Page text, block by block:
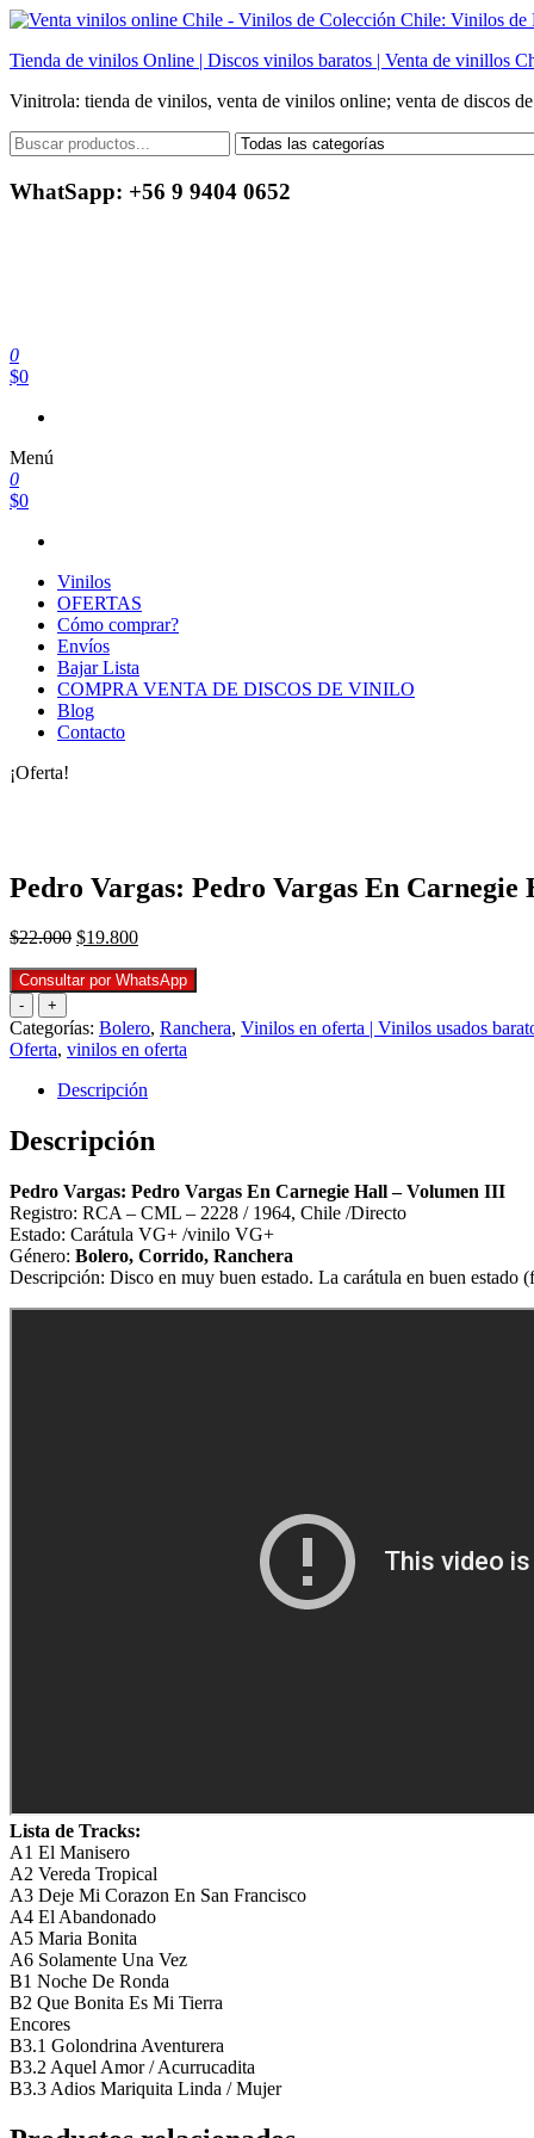
Saltar
contenido
Tienda de vinilos Online | Discos vinilos baratos | Venta de vinillos
Vinitrola: tienda de vinilos, venta de vinilos online; venta de discos
WhatSapp: +56 9 9404 0652
0
$0
Menú
0
$0
Vinilos
OFERTAS
Cómo comprar?
Envíos
Bajar Lista
COMPRA VENTA DE DISCOS DE VINILO
Blog
Contacto
¡Oferta!
Pedro Vargas: Pedro Vargas En
$22.000 El
original
$22.000.
$19.800El
actual
$19.800.
Consultar por WhatsApp
-
+
Categorías: Bolero, Ranchera, Vinilos en oferta | Vinilos usados
Oferta, vinilos en oferta
Descripción
Descripción
Pedro Vargas: Pedro Vargas En Carnegie Hall – Volumen III
Registro: RCA – CML – 2228 / 1964, Chile /Directo
Estado: Carátula VG+ /vinilo VG+
Género: Bolero, Corrido, Ranchera
Descripción: Disco en muy buen estado. La carátula en buen estado
Lista de Tracks:
A1 El Manisero
A2 Vereda Tropical
A3 Deje Mi Corazon En San Francisco
A4 El Abandonado
A5 Maria Bonita
A6 Solamente Una Vez
B1 Noche De Ronda
B2 Que Bonita Es Mi Tierra
Encores
B3.1 Golondrina Aventurera
B3.2 Aquel Amor / Acurrucadita
B3.3 Adios Mariquita Linda / Mujer